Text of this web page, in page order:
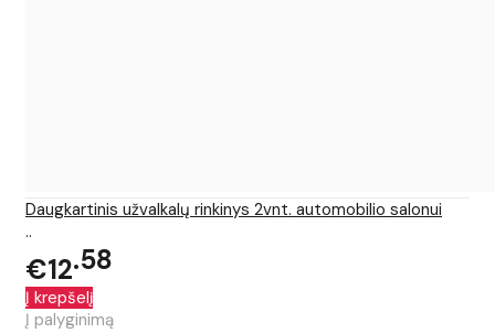
Daugkartinis užvalkalų rinkinys 2vnt. automobilio salonui
..
€12 58
Į krepšelį
Į palyginimą